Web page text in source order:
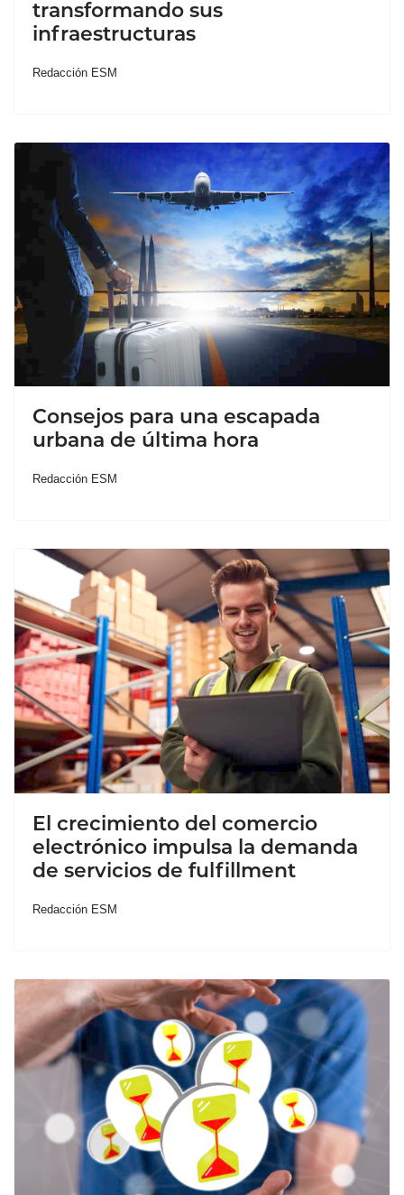
transformando sus
infraestructuras
Redacción ESM
Consejos para una escapada
urbana de última hora
Redacción ESM
El crecimiento del comercio
electrónico impulsa la demanda
de servicios de fulfillment
Redacción ESM